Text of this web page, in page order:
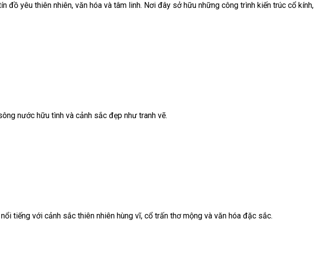
yêu thiên nhiên, văn hóa và tâm linh. Nơi đây sở hữu những công trình kiến trúc cổ kính,
nước hữu tình và cảnh sắc đẹp như tranh vẽ.
tiếng với cảnh sắc thiên nhiên hùng vĩ, cổ trấn thơ mộng và văn hóa đặc sắc.